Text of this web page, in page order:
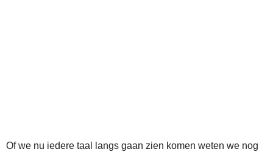
Of we nu iedere taal langs gaan zien komen weten we nog